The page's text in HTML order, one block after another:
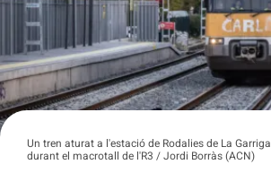
Un tren aturat a l'estació de Rodalies de La Garriga
durant el macrotall de l'R3 / Jordi Borràs (ACN)